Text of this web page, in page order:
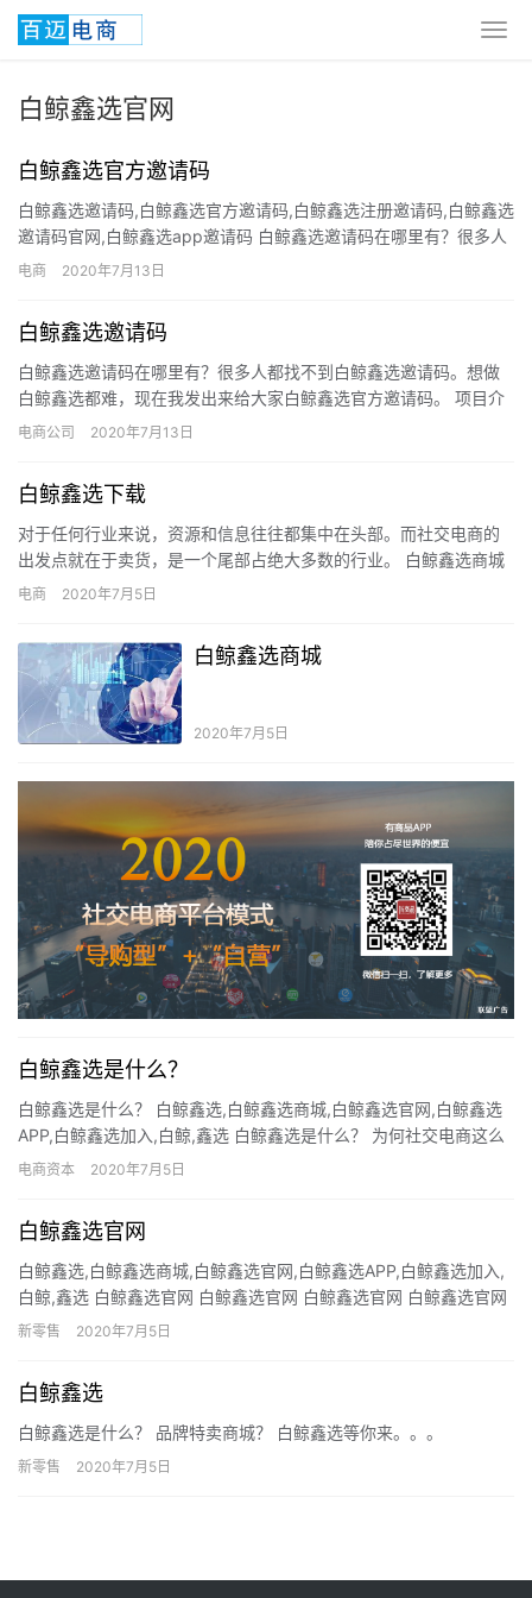
白鲸鑫选官网
白鲸鑫选官方邀请码
白鲸鑫选邀请码,白鲸鑫选官方邀请码,白鲸鑫选注册邀请码,白鲸鑫选
邀请码官网,白鲸鑫选app邀请码 白鲸鑫选邀请码在哪里有？很多人
都找不到白鲸鑫选邀请码。想做白鲸鑫选都难，现在我发出…
电商 2020年7月13日
白鲸鑫选邀请码
白鲸鑫选邀请码在哪里有？很多人都找不到白鲸鑫选邀请码。想做
白鲸鑫选都难，现在我发出来给大家白鲸鑫选官方邀请码。 项目介
绍:鲸灵集团旗下社群团购业务,集团旗下原有好衣库,甩甩宝宝等平…
电商公司 2020年7月13日
白鲸鑫选下载
对于任何行业来说，资源和信息往往都集中在头部。而社交电商的
出发点就在于卖货，是一个尾部占绝大多数的行业。 白鲸鑫选商城
为何社交电商这么火？ 为什么社交电商现在这么火？本质上是因
电商 2020年7月5日
白鲸鑫选商城
2020年7月5日
白鲸鑫选是什么？
白鲸鑫选是什么？ 白鲸鑫选,白鲸鑫选商城,白鲸鑫选官网,白鲸鑫选
APP,白鲸鑫选加入,白鲸,鑫选 白鲸鑫选是什么？ 为何社交电商这么
火？ 为什么社交电商现在这么火？本质上是因为传统…
电商资本 2020年7月5日
白鲸鑫选官网
白鲸鑫选,白鲸鑫选商城,白鲸鑫选官网,白鲸鑫选APP,白鲸鑫选加入,
白鲸,鑫选 白鲸鑫选官网 白鲸鑫选官网 白鲸鑫选官网 白鲸鑫选官网
白鲸鑫选官网 白鲸鑫选官网 为何社交电商这么…
新零售 2020年7月5日
白鲸鑫选
白鲸鑫选是什么？ 品牌特卖商城？ 白鲸鑫选等你来。。。
新零售 2020年7月5日